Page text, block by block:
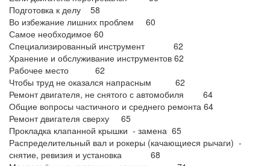
Подготовка к делу 58
Во избежание лишних проблем 60
Самое необходимое 60
Специализированный инструмент 62
Хранение и обслуживание инструментов 62
Рабочее место 62
Чтобы труд не оказался напрасным 62
Ремонт двигателя, не снятого с автомобиля 64
Общие вопросы частичного и среднего ремонта 64
Ремонт двигателя сверху 65
Прокладка клапанной крышки - замена 65
Распределительный вал и рокеры (качающиеся рычаги) -
снятие, ревизия и установка 68